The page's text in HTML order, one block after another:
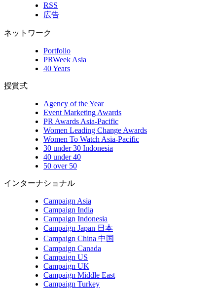
RSS
広告
ネットワーク
Portfolio
PRWeek Asia
40 Years
授賞式
Agency of the Year
Event Marketing Awards
PR Awards Asia-Pacific
Women Leading Change Awards
Women To Watch Asia-Pacific
30 under 30 Indonesia
40 under 40
50 over 50
インターナショナル
Campaign Asia
Campaign India
Campaign Indonesia
Campaign Japan 日本
Campaign China 中国
Campaign Canada
Campaign US
Campaign UK
Campaign Middle East
Campaign Turkey